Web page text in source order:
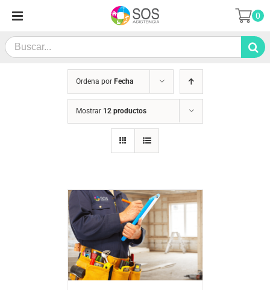
contenido
Search
for:
0
Ordena por Fecha
Mostrar 12 productos